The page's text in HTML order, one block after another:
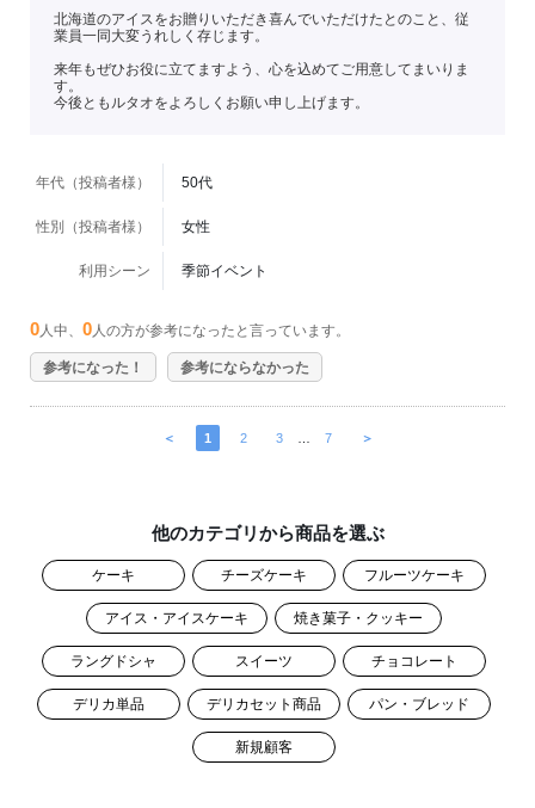
北海道のアイスをお贈りいただき喜んでいただけたとのこと、従
業員一同大変うれしく存じます。
来年もぜひお役に立てますよう、心を込めてご用意してまいりま
す。
今後ともルタオをよろしくお願い申し上げます。
年代（投稿者様） 50代
性別（投稿者様） 女性
利用シーン 季節イベント
0 人中、 0 人の方が参考になったと言っています。
参考になった！ 参考にならなかった
＜ 1 2 3 … 7 ＞
他のカテゴリから商品を選ぶ
ケーキ チーズケーキ フルーツケーキ
アイス・アイスケーキ 焼き菓子・クッキー
ラングドシャ スイーツ チョコレート
デリカ単品 デリカセット商品 パン・ブレッド
新規顧客